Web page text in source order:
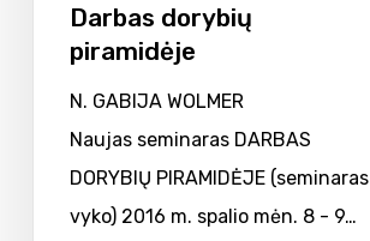
Darbas dorybių
piramidėje
N. GABIJA WOLMER
Naujas seminaras DARBAS
DORYBIŲ PIRAMIDĖJE (seminaras
vyko) 2016 m. spalio mėn. 8 - 9…